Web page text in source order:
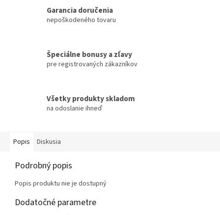
Garancia doručenia
nepoškodeného tovaru
Špeciálne bonusy a zľavy
pre registrovaných zákazníkov
Všetky produkty skladom
na odoslanie ihneď
Popis Diskusia
Podrobný popis
Popis produktu nie je dostupný
Dodatočné parametre